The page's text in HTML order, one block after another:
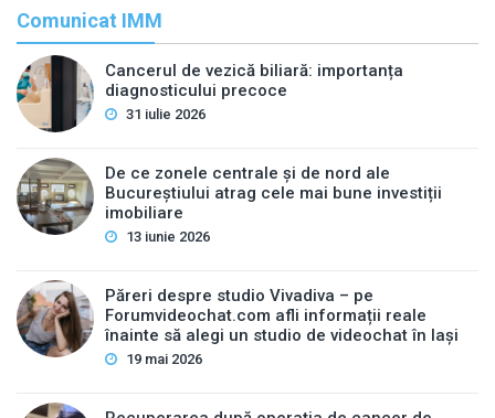
Comunicat IMM
Cancerul de vezică biliară: importanța
diagnosticului precoce
31 iulie 2026
De ce zonele centrale și de nord ale
Bucureștiului atrag cele mai bune investiții
imobiliare
13 iunie 2026
Păreri despre studio Vivadiva – pe
Forumvideochat.com afli informații reale
înainte să alegi un studio de videochat în Iași
19 mai 2026